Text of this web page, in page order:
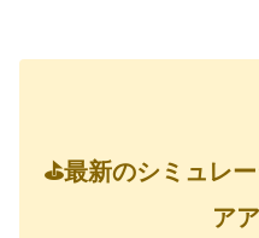
⛳最新のシミュレ
ア